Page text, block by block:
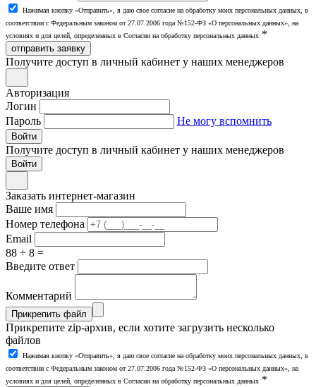
Нажимая кнопку «Отправить», я даю свое согласие на обработку моих персональных данных, в
соответствии с Федеральным законом от 27.07.2006 года №152-ФЗ «О персональных данных», на
условиях и для целей, определенных в Согласии на обработку персональных данных *
отправить заявку
Получите доступ в личный кабинет у наших менеджеров
Авторизация
Логин
Пароль
Не могу вспомнить
Войти
Получите доступ в личный кабинет у наших менеджеров
Заказать интернет-магазин
Ваше имя
Номер телефона
Email
88 ÷ 8 =
Введите ответ
Комментарий
Прикрепить файл
Прикрепите zip-архив, если хотите загрузить несколько
файлов
Нажимая кнопку «Отправить», я даю свое согласие на обработку моих персональных данных, в
соответствии с Федеральным законом от 27.07.2006 года №152-ФЗ «О персональных данных», на
условиях и для целей, определенных в Согласии на обработку персональных данных *